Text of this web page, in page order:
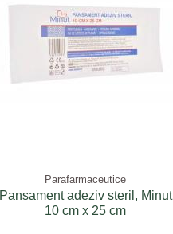
Parafarmaceutice
Pansament adeziv steril, Minut
10 cm x 25 cm